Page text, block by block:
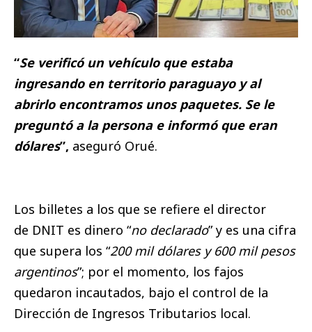
“Se verificó un vehículo que estaba
ingresando en territorio paraguayo y al
abrirlo encontramos unos paquetes. Se le
preguntó a la persona e informó que eran
dólares”, aseguró Orué.
Los billetes a los que se refiere el director
de DNIT es dinero “no declarado” y es una cifra
que supera los “200 mil dólares y 600 mil pesos
argentinos”; por el momento, los fajos
quedaron incautados, bajo el control de la
Dirección de Ingresos Tributarios local.